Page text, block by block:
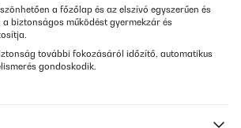
a főzőlap és az elszívó egyszerűen és
biztonságos működést gyermekzár és
további fokozásáról időzítő, automatikus
gondoskodik.